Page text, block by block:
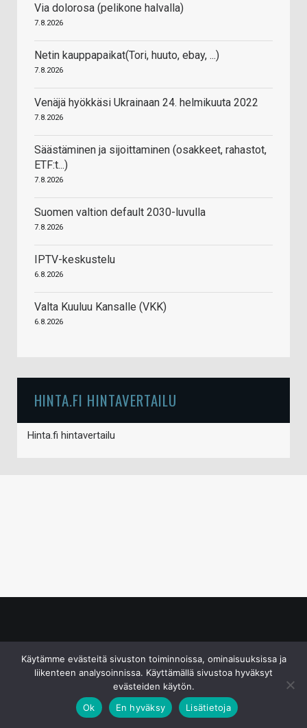
Via dolorosa (pelikone halvalla)
7.8.2026
Netin kauppapaikat(Tori, huuto, ebay, ...)
7.8.2026
Venäjä hyökkäsi Ukrainaan 24. helmikuuta 2022
7.8.2026
Säästäminen ja sijoittaminen (osakkeet, rahastot,
ETF:t...)
7.8.2026
Suomen valtion default 2030-luvulla
7.8.2026
IPTV-keskustelu
6.8.2026
Valta Kuuluu Kansalle (VKK)
6.8.2026
HINTA.FI HINTAVERTAILU
Hinta.fi hintavertailu
Käytämme evästeitä sivuston toiminnoissa, ominaisuuksissa ja
liikenteen analysoinnissa. Käyttämällä sivustoa hyväksyt
evästeiden käytön.
Ok
En hyväksy Lisätietoja